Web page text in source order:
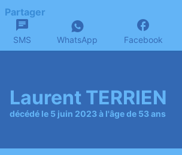
Partager
SMS WhatsApp Facebook
Laurent TERRIEN
décédé le 5 juin 2023 à l'âge de 53 ans